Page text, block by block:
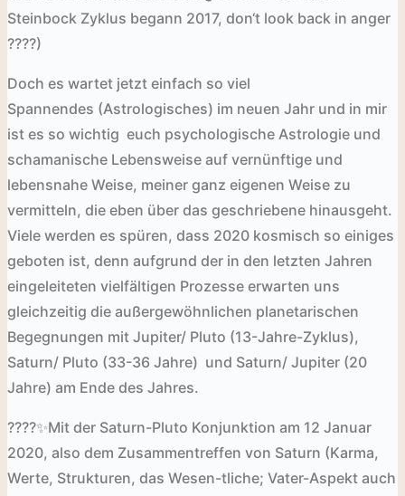
Steinbock Zyklus begann 2017, don‘t look back in anger
????)
Doch es wartet jetzt einfach so viel
Spannendes (Astrologisches) im neuen Jahr und in mir
ist es so wichtig euch psychologische Astrologie und
schamanische Lebensweise auf vernünftige und
lebensnahe Weise, meiner ganz eigenen Weise zu
vermitteln, die eben über das geschriebene hinausgeht.
Viele werden es spüren, dass 2020 kosmisch so einiges
geboten ist, denn aufgrund der in den letzten Jahren
eingeleiteten vielfältigen Prozesse erwarten uns
gleichzeitig die außergewöhnlichen planetarischen
Begegnungen mit Jupiter/ Pluto (13-Jahre-Zyklus),
Saturn/ Pluto (33-36 Jahre) und Saturn/ Jupiter (20
Jahre) am Ende des Jahres.
????✨Mit der Saturn-Pluto Konjunktion am 12 Januar
2020, also dem Zusammentreffen von Saturn (Karma,
Werte, Strukturen, das Wesen-tliche; Vater-Aspekt auch